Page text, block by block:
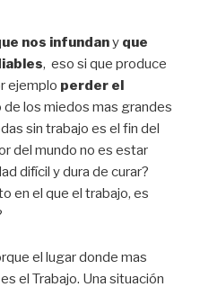
nos infundany que
, eso si que produce
ejemplo perder el
de los miedos mas grandes
sin trabajo es el fin del
del mundo no es estar
difícil y dura de curar?
en el que el trabajo, es
el lugar donde mas
el Trabajo. Una situación